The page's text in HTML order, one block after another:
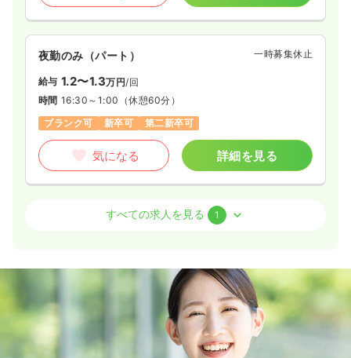
夜勤のみ（パート） 一時募集休止
給与 1.2〜1.3万円/回
時間 16:30～1:00 （休憩60分）
ブランク可
新卒可 第二新卒可
気になる 詳細を見る
円〜
8:30～17:00
（休憩60分）
時給1,200円以上可
気になる 詳細を見る
すべての求人を見る 1